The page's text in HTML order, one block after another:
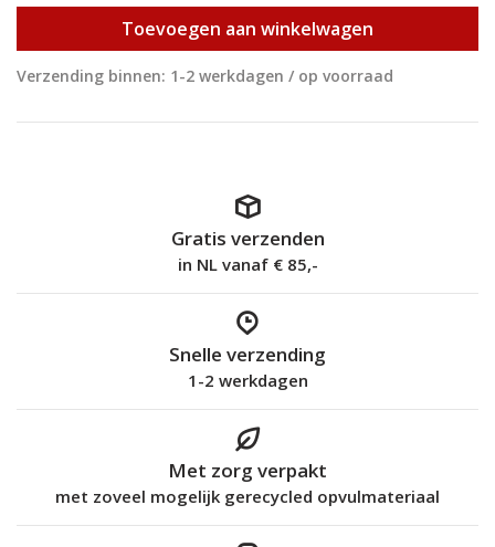
Toevoegen aan winkelwagen
Verzending binnen: 1-2 werkdagen / op voorraad
Gratis verzenden
in NL vanaf € 85,-
Snelle verzending
1-2 werkdagen
Met zorg verpakt
met zoveel mogelijk gerecycled opvulmateriaal